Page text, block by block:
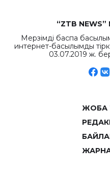
“ZTB NEWS”
Мерзімді баспа
интернет-басылымды
03.07.2019 ж.
ЖОБА